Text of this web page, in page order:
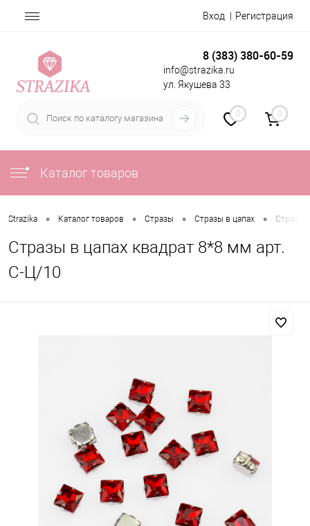
Вход Регистрация
8 (383) 380-60-59
info@strazika.ru
ул. Якушева 33
0 0
Каталог товаров
Strazika • Каталог товаров • Стразы • Стразы в цапах • Стразы
Стразы в цапах квадрат 8*8 мм арт.
С-Ц/10